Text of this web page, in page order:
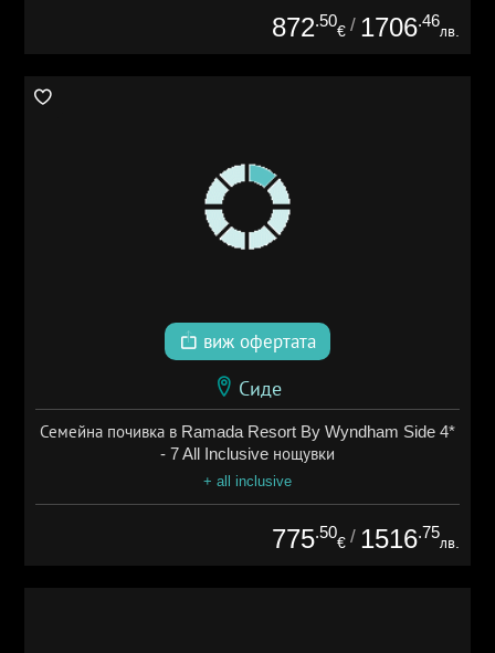
872.50
€ / 1706.46
лв.
виж офертата
Сиде
Семейна почивка в Ramada Resort By Wyndham Side 4*
- 7 All Inclusive нощувки
+ all inclusive
775.50
€ / 1516.75
лв.